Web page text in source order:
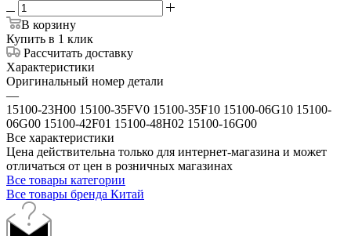
В корзину
Купить в 1 клик
Рассчитать доставку
Характеристики
Оригинальный номер детали
—
15100-23H00 15100-35FV0 15100-35F10 15100-06G10 15100-
06G00 15100-42F01 15100-48H02 15100-16G00
Все характеристики
Цена действительна только для интернет-магазина и может
отличаться от цен в розничных магазинах
Все товары категории
Все товары бренда Китай